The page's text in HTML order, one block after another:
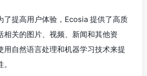
了提高用户体验，Ecosia 提供了高质
相关的图片、视频、新闻和其他资
用自然语言处理和机器学习技术来提